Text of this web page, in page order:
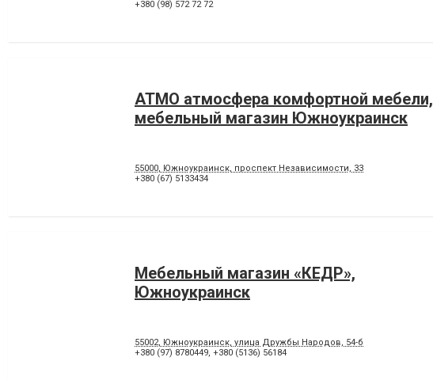
+380 (98) 572 72 72
АТМО атмосфера комфортной мебели,
мебельный магазин Южноукраинск
55000, Южноукраинск, проспект Независимости, 33
+380 (67) 5133434
Мебельный магазин «КЕДР»,
Южноукраинск
55002, Южноукраинск, улица Дружбы Народов, 54-б
+380 (97) 8780449, +380 (5136) 56184